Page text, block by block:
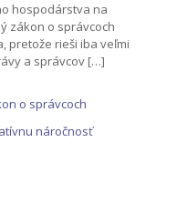
hospodárstva na
zákon o správcoch
pretože rieši iba veľmi
a správcov […]
o správcoch
náročnosť